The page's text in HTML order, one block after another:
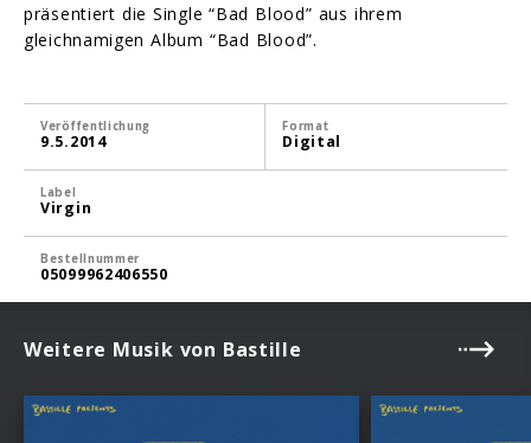
präsentiert die Single “Bad Blood” aus ihrem
gleichnamigen Album “Bad Blood”.
Veröffentlichung
9.5.2014
Format
Digital
Label
Virgin
Bestellnummer
05099962406550
Weitere Musik von Bastille